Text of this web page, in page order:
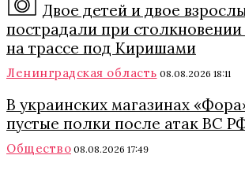
Двое детей и двое
пострадали при
на трассе под Киришами
Ленинградская область 08.08.2026 18:11
В украинских магазинах
пустые полки после атак ВС
Общество 08.08.2026 17:49